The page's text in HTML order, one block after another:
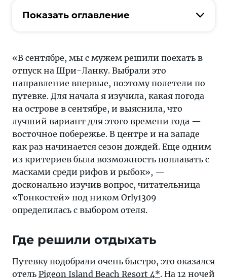
мы
отпуск
на
Ланку.
направление
поэтому
Показать оглавление
«В сентябре, мы с мужем решили поехать в
отпуск на Шри-Ланку. Выбрали это
направление впервые, поэтому полетели по
путевке. Для начала я изучила, какая погода
на острове в сентябре, и выяснила, что
лучший вариант для этого времени года —
восточное побережье. В центре и на западе
как раз начинается сезон дождей. Еще одним
из критериев была возможность поплавать с
масками среди рифов и рыбок», —
досконально изучив вопрос, читательница
«Тонкостей» под ником Orly1309
определилась с выбором отеля.
Где решили отдыхать
Путевку подобрали очень быстро, это оказался
отель Pigeon Island Beach Resort 4*. На 12 ночей